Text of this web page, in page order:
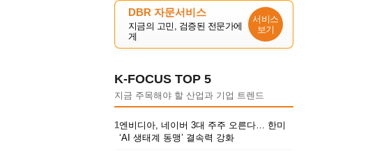
DBR 자문서비스
지금의 고민, 검증된 전문가에
게
서비스
보기
K-FOCUS TOP 5
지금 주목해야 할 산업과 기업 트렌드
1엔비디아, 네이버 3대 주주 오른다… 한미
‘AI 생태계 동맹’ 결속력 강화